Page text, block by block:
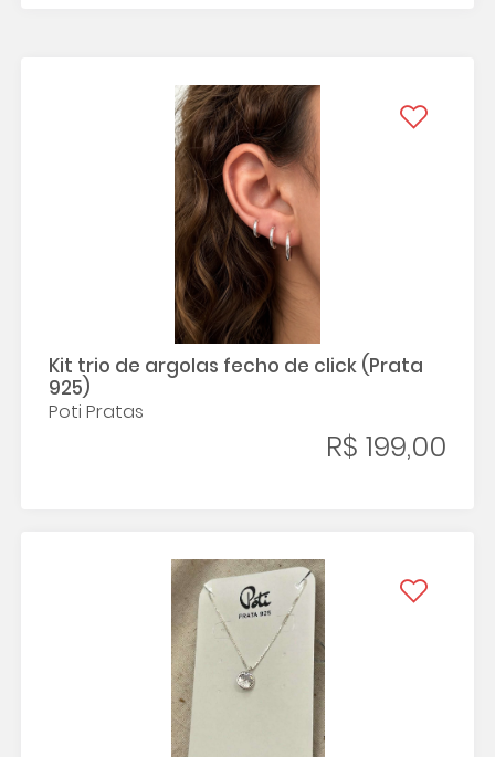
Kit trio de argolas fecho de click (Prata
925)
Poti Pratas
R$ 199,00